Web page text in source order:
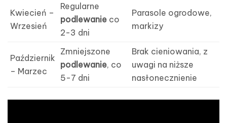
Kwiecień –
Wrzesień
Regularne
podlewanie co
2-3 dni
Parasole ogrodowe,
markizy
Październik
– Marzec
Zmniejszone
podlewanie, co
5-7 dni
Brak cieniowania, z
uwagi na niższe
nasłonecznienie